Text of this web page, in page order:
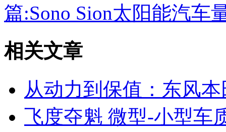
篇:Sono Sion太阳能汽车
相关文章
从动力到保值：东风
飞度夺魁 微型-小型车